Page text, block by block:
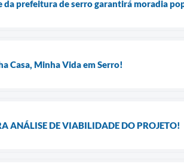
da prefeitura de serro garantirá moradia
Casa, Minha Vida em Serro!
ANÁLISE DE VIABILIDADE DO PROJETO!